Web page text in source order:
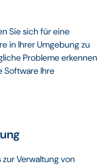
Sie sich für eine
in Ihrer Umgebung zu
Probleme erkennen
Software Ihre
Verwaltung von